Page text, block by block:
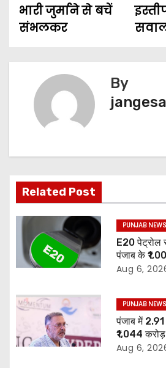
भारी जुर्माने से बचें
संभलकर
By
Related Post
PUNJAB NEWS
E20 पेट्रोल
पंजाब के
वाहन बाजार
Aug 6,
PUNJAB NEWS
पंजाब में 2.91
₹1,044
Aug 6,